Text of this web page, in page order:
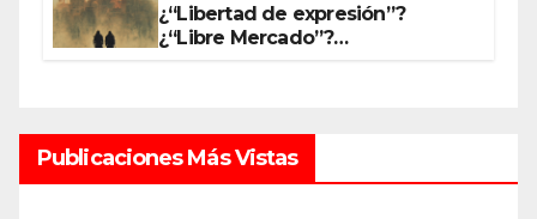
¿“Libertad de expresión”?
¿“Libre Mercado”?
Publicaciones Más Vistas